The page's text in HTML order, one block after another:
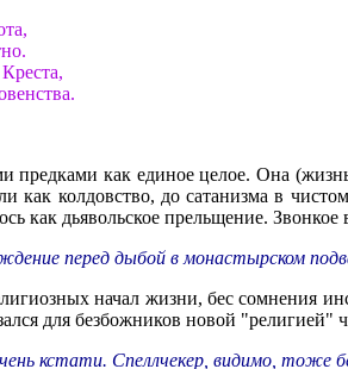
предками как единое целое. Она
как колдовство, до сатанизма в
как дьявольское прельщение.
перед дыбой в монастырском
начал жизни, бес сомнения
для безбожников новой "религией"
кстати. Спеллчекер, видимо, тоже